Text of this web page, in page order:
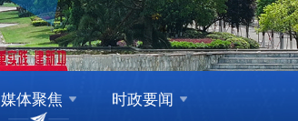
媒体聚焦 时政要闻